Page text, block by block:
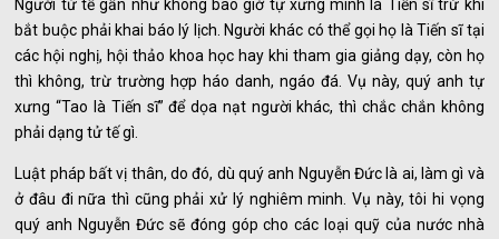
Người tử tế gần như không bao giờ tự xưng mình là Tiến sĩ trừ khi
bắt buộc phải khai báo lý lịch. Người khác có thể gọi họ là Tiến sĩ tại
các hội nghị, hội thảo khoa học hay khi tham gia giảng dạy, còn họ
thì không, trừ trường hợp háo danh, ngáo đá. Vụ này, quý anh tự
xưng “Tao là Tiến sĩ” để dọa nạt người khác, thì chắc chắn không
phải dạng tử tế gì.
Luật pháp bất vị thân, do đó, dù quý anh Nguyễn Đức là ai, làm gì và
ở đâu đi nữa thì cũng phải xử lý nghiêm minh. Vụ này, tôi hi vọng
quý anh Nguyễn Đức sẽ đóng góp cho các loại quỹ của nước nhà